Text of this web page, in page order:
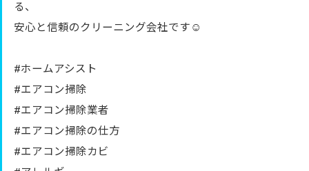
る、
安心と信頼のクリーニング会社です☺️
#ホームアシスト
#エアコン掃除
#エアコン掃除業者
#エアコン掃除の仕方
#エアコン掃除カビ